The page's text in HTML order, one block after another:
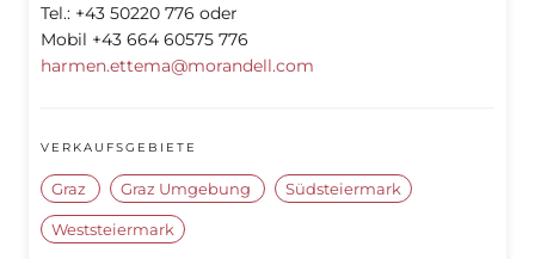
Tel.: +43 50220 776 oder
Mobil +43 664 60575 776
harmen.ettema@morandell.com
VERKAUFSGEBIETE
Graz Graz Umgebung Südsteiermark
Weststeiermark